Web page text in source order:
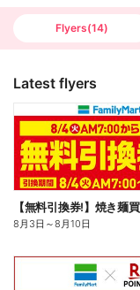
Flyers(14)
Latest flyers
8月3日 ～8月10日